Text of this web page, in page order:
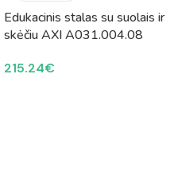
Edukacinis stalas su suolais ir
skėčiu AXI A031.004.08
215.24€